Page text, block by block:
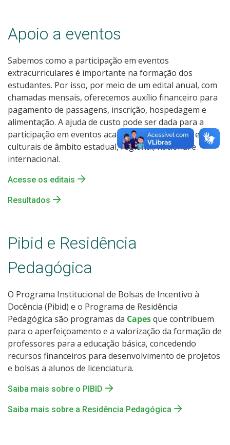
Apoio a eventos
Sabemos como a participação em eventos
extracurriculares é importante na formação dos
estudantes. Por isso, por meio de um edital anual, com
chamadas mensais, oferecemos auxílio financeiro para
pagamento de passagens, inscrição, hospedagem e
alimentação. A ajuda de custo pode ser dada para a
participação em eventos acadêmicos, esportivos e/ou
culturais de âmbito estadual, regional, nacional e
internacional.
Acesse os editais
Resultados
Pibid e Residência
Pedagógica
O Programa Institucional de Bolsas de Incentivo à
Docência (Pibid) e o Programa de Residência
Pedagógica são programas da Capesque contribuem
para o aperfeiçoamento e a valorização da formação de
professores para a educação básica, concedendo
recursos financeiros para desenvolvimento de projetos
e bolsas a alunos de licenciatura.
Saiba mais sobre o PIBID
Saiba mais sobre a Residência Pedagógica